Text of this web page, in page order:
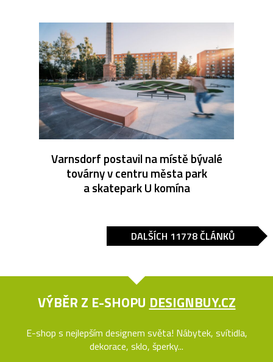
Varnsdorf postavil na místě bývalé
továrny v centru města park
a skatepark U komína
DALŠÍCH 11778 ČLÁNKŮ
VÝBĚR Z E-SHOPU DESIGNBUY.CZ
E-shop s nejlepším designem světa! Nábytek, svítidla,
dekorace, sklo, šperky...